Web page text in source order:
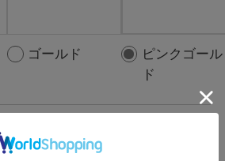
ゴールド
ピンクゴール
ド
：